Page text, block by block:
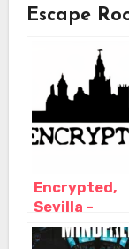
Escape
Encrypted,
Sevilla –
Andalucía